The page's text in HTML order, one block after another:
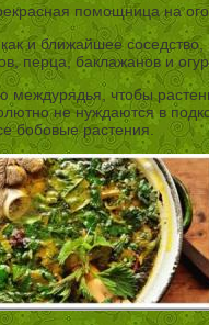
помощница на
и ближайшее
перца, баклажанов и
междурядья, чтобы
не нуждаются в
бобовые растения.